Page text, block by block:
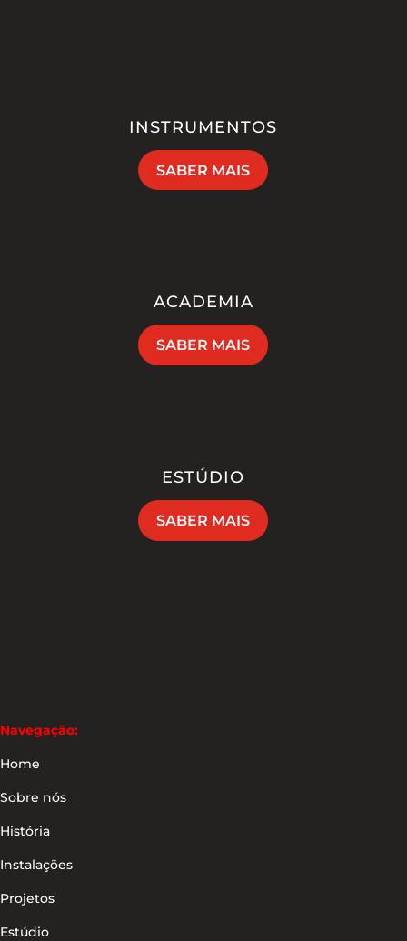
INSTRUMENTOS
SABER MAIS
ACADEMIA
SABER MAIS
ESTÚDIO
SABER MAIS
Navegação:
Home
Sobre nós
História
Instalações
Projetos
Estúdio